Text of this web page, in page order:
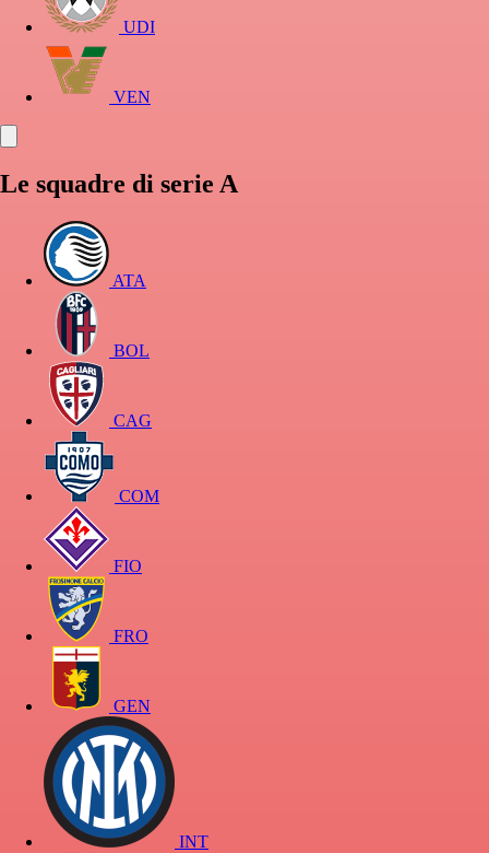
UDI
VEN
Le squadre di serie A
ATA
BOL
CAG
COM
FIO
FRO
GEN
INT